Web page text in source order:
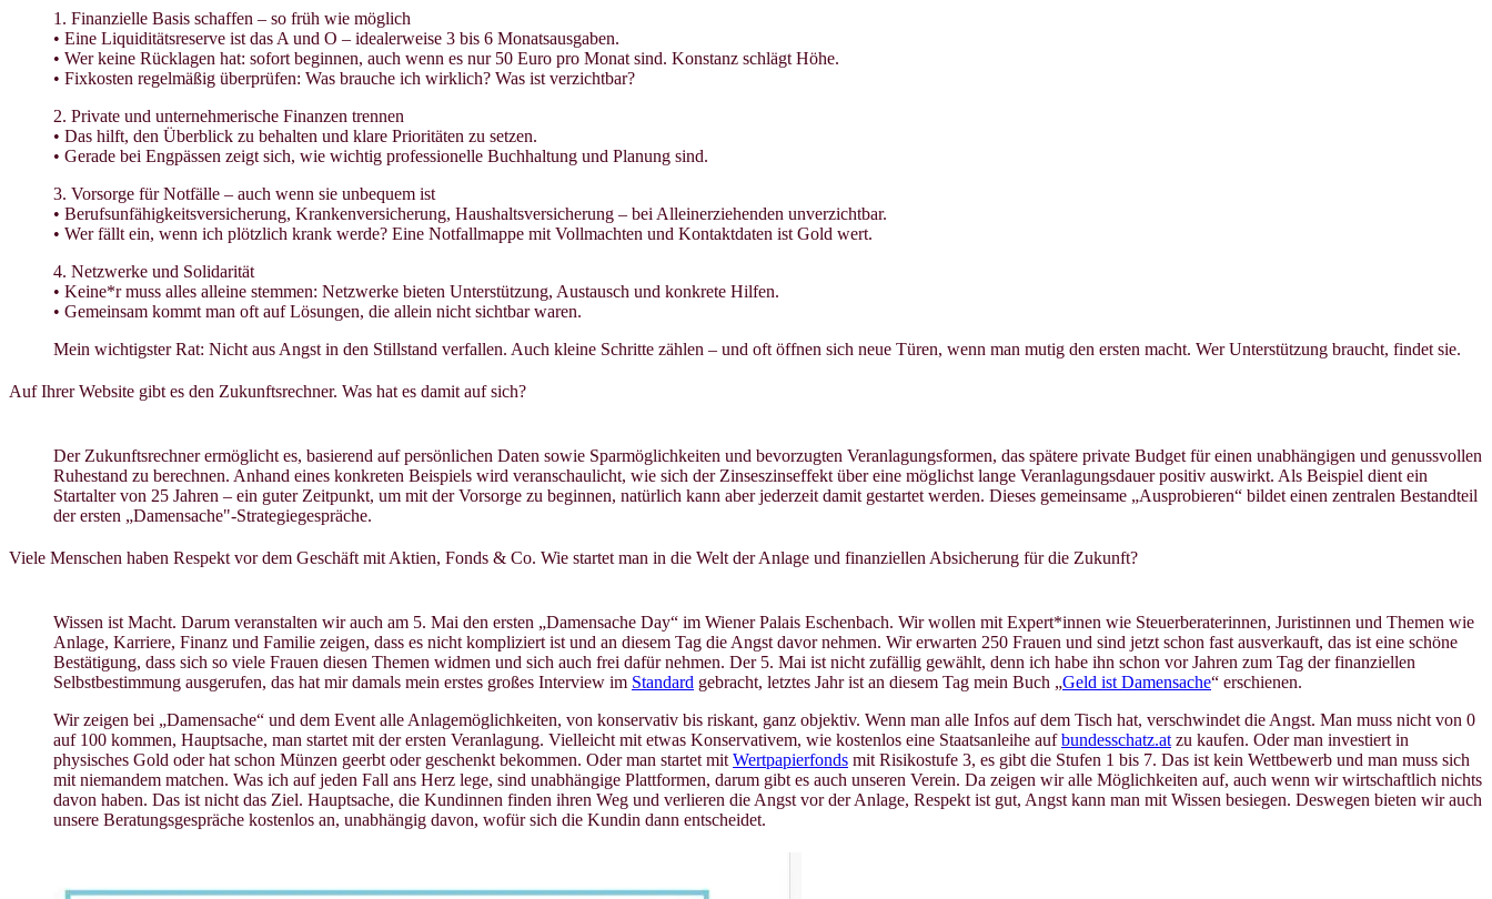
1. Finanzielle Basis schaffen – so früh wie möglich
• Eine Liquiditätsreserve ist das A und O – idealerweise 3 bis 6 Monatsausgaben.
• Wer keine Rücklagen hat: sofort beginnen, auch wenn es nur 50 Euro pro Monat sind. Konstanz schlägt Höhe.
• Fixkosten regelmäßig überprüfen: Was brauche ich wirklich? Was ist verzichtbar?
2. Private und unternehmerische Finanzen trennen
• Das hilft, den Überblick zu behalten und klare Prioritäten zu setzen.
• Gerade bei Engpässen zeigt sich, wie wichtig professionelle Buchhaltung und Planung sind.
3. Vorsorge für Notfälle – auch wenn sie unbequem ist
• Berufsunfähigkeitsversicherung, Krankenversicherung, Haushaltsversicherung – bei Alleinerziehenden unverzichtbar.
• Wer fällt ein, wenn ich plötzlich krank werde? Eine Notfallmappe mit Vollmachten und Kontaktdaten ist Gold wert.
4. Netzwerke und Solidarität
• Keine*r muss alles alleine stemmen: Netzwerke bieten Unterstützung, Austausch und konkrete Hilfen.
• Gemeinsam kommt man oft auf Lösungen, die allein nicht sichtbar waren.
Mein wichtigster Rat: Nicht aus Angst in den Stillstand verfallen. Auch kleine Schritte zählen – und oft öffnen sich neue Türen, wenn man mutig den ersten macht. Wer Unterstützung braucht, findet sie.
Auf Ihrer Website gibt es den Zukunftsrechner. Was hat es damit auf sich?
Der Zukunftsrechner ermöglicht es, basierend auf persönlichen Daten sowie Sparmöglichkeiten und bevorzugten Veranlagungsformen, das spätere private Budget für einen unabhängigen und genussvollen
Ruhestand zu berechnen. Anhand eines konkreten Beispiels wird veranschaulicht, wie sich der Zinseszinseffekt über eine möglichst lange Veranlagungsdauer positiv auswirkt. Als Beispiel dient ein
Startalter von 25 Jahren – ein guter Zeitpunkt, um mit der Vorsorge zu beginnen, natürlich kann aber jederzeit damit gestartet werden. Dieses gemeinsame „Ausprobieren“ bildet einen zentralen Bestandteil
der ersten „Damensache"-Strategiegespräche.
Viele Menschen haben Respekt vor dem Geschäft mit Aktien, Fonds & Co. Wie startet man in die Welt der Anlage und finanziellen Absicherung für die Zukunft?
Wissen ist Macht. Darum veranstalten wir auch am 5. Mai den ersten „Damensache Day“ im Wiener Palais Eschenbach. Wir wollen mit Expert*innen wie Steuerberaterinnen, Juristinnen und Themen wie
Anlage, Karriere, Finanz und Familie zeigen, dass es nicht kompliziert ist und an diesem Tag die Angst davor nehmen. Wir erwarten 250 Frauen und sind jetzt schon fast ausverkauft, das ist eine schöne
Bestätigung, dass sich so viele Frauen diesen Themen widmen und sich auch frei dafür nehmen. Der 5. Mai ist nicht zufällig gewählt, denn ich habe ihn schon vor Jahren zum Tag der finanziellen
Selbstbestimmung ausgerufen, das hat mir damals mein erstes großes Interview im Standard gebracht, letztes Jahr ist an diesem Tag mein Buch „Geld ist Damensache“ erschienen.
Wir zeigen bei „Damensache“ und dem Event alle Anlagemöglichkeiten, von konservativ bis riskant, ganz objektiv. Wenn man alle Infos auf dem Tisch hat, verschwindet die Angst. Man muss nicht von 0
auf 100 kommen, Hauptsache, man startet mit der ersten Veranlagung. Vielleicht mit etwas Konservativem, wie kostenlos eine Staatsanleihe aufbundesschatz.at zu kaufen. Oder man investiert in
physisches Gold oder hat schon Münzen geerbt oder geschenkt bekommen. Oder man startet mit Wertpapierfonds mit Risikostufe 3, es gibt die Stufen 1 bis 7. Das ist kein Wettbewerb und man muss sich
mit niemandem matchen. Was ich auf jeden Fall ans Herz lege, sind unabhängige Plattformen, darum gibt es auch unseren Verein. Da zeigen wir alle Möglichkeiten auf, auch wenn wir wirtschaftlich nichts
davon haben. Das ist nicht das Ziel. Hauptsache, die Kundinnen finden ihren Weg und verlieren die Angst vor der Anlage, Respekt ist gut, Angst kann man mit Wissen besiegen. Deswegen bieten wir auch
unsere Beratungsgespräche kostenlos an, unabhängig davon, wofür sich die Kundin dann entscheidet.